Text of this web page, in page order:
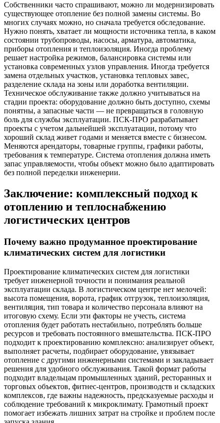
Собственники часто спрашивают, можно ли модернизировать
существующее отопление без полной замены системы. Во
многих случаях можно, но сначала требуется обследование.
Нужно понять, хватает ли мощности источника тепла, в каком
состоянии трубопроводы, насосы, арматура, автоматика,
приборы отопления и теплоизоляция. Иногда проблему
решает настройка режимов, балансировка системы или
установка современных узлов управления. Иногда требуется
замена отдельных участков, установка тепловых завес,
разделение склада на зоны или доработка вентиляции.
Техническое обслуживание также должно учитываться на
стадии проекта: оборудование должно быть доступно, схемы
понятны, а запасные части — не превращаться в головную
боль для службы эксплуатации. ПСК-ПРО разрабатывает
проекты с учетом дальнейшей эксплуатации, потому что
хороший склад живет годами и меняется вместе с бизнесом.
Меняются арендаторы, товарные группы, графики работы,
требования к температуре. Система отопления должна иметь
запас управляемости, чтобы объект можно было адаптировать
без полной переделки инженерии.
Заключение: комплексный подход к
отоплению и теплоснабжению
логистических центров
Почему важно продуманное проектирование
климатических систем для логистики
Проектирование климатических систем для логистики
требует инженерной точности и понимания реальной
эксплуатации склада. В логистическом центре нет мелочей:
высота помещения, ворота, график отгрузок, теплоизоляция,
вентиляция, тип товара и количество персонала влияют на
итоговую схему. Если эти факторы не учесть, система
отопления будет работать нестабильно, потреблять больше
ресурсов и требовать постоянного вмешательства. ПСК-ПРО
подходит к проектированию комплексно: анализирует объект,
выполняет расчеты, подбирает оборудование, увязывает
отопление с другими инженерными системами и закладывает
решения для удобного обслуживания. Такой формат работы
подходит владельцам промышленных зданий, ресторанных и
торговых объектов, фитнес-центров, производств и складских
комплексов, где важны надежность, предсказуемые расходы и
соблюдение требований к микроклимату. Грамотный проект
помогает избежать лишних затрат на стройке и проблем после